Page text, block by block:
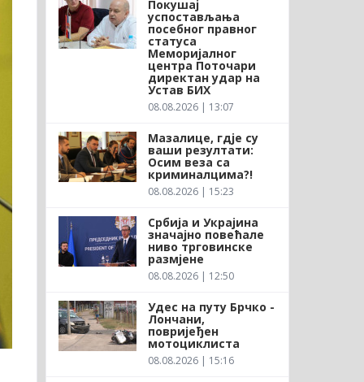
Покушај
успостављања
посебног правног
статуса
Меморијалног
центра Поточари
директан удар на
Устав БИХ
08.08.2026 | 13:07
Мазалице, гдје су
ваши резултати:
Осим веза са
криминалцима?!
08.08.2026 | 15:23
Србија и Украјина
значајно повећале
ниво трговинске
размјене
08.08.2026 | 12:50
Удес на путу Брчко -
Лончани,
повријеђен
мотоциклиста
08.08.2026 | 15:16